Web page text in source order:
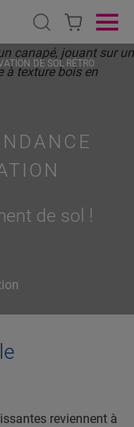
Open search
de sol !
DE SOL RÉTRO
reviennent à